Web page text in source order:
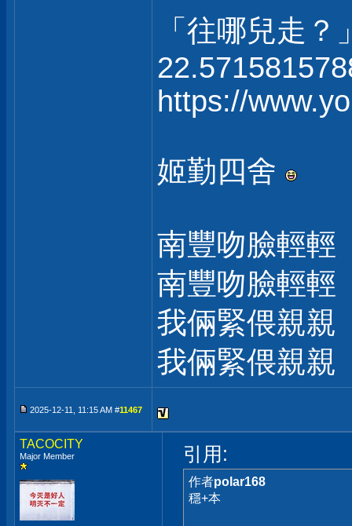
「往哪兒走？
https://
姬勤四舍
南豐吻臉輕
南豐吻臉輕
我倆緊偎親
我倆緊偎親
2025-12-11, 11:15 AM #11467
TACOCITY
Major Member 引用:
作者polar168
穩+本